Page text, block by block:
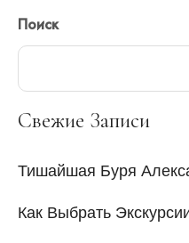
Поиск
Свежие Записи
Тишайшая Буря
Как Выбрать